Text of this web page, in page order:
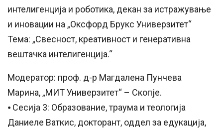
интелигенција и роботика, декан за истражување
и иновации на „Оксфорд Брукс Универзитет“
Тема: „Свесност, креативност и генеративна
вештачка интелигенција.“
Модератор: проф. д-р Магдалена Пунчева
Марина, „МИТ Универзитет“ – Скопје.
⦁ Сесија 3: Образование, траума и теологија
Даниеле Ваткис, докторант, оддел за едукација,